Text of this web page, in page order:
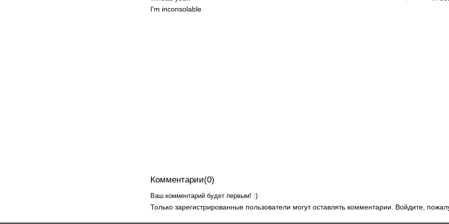
I'm inconsolable
Комментарии(0)
Ваш комментарий будет первым! :)
Только зарегистрированные пользователи могут оставлять комментарии. Войдите,